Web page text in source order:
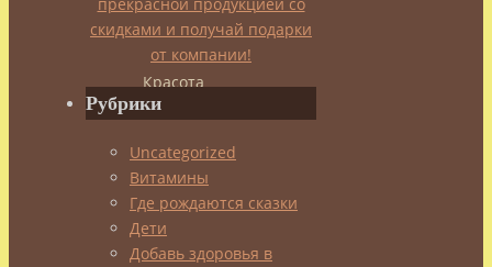
admin
08.04.2014
20.02.2022Здоровье
Красота
скидками и получай подарки
от компании!
Рубрики
Uncategorized
Витамины
Где рождаются сказки
Дети
Добавь здоровья в